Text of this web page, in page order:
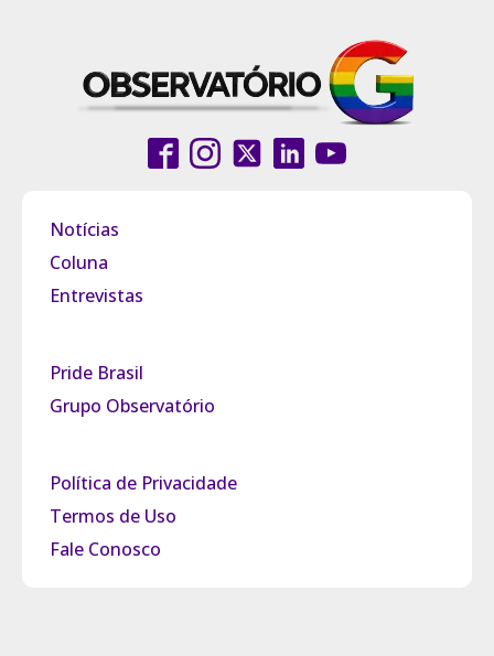
Notícias
Coluna
Entrevistas
Pride Brasil
Grupo Observatório
Política de Privacidade
Termos de Uso
Fale Conosco